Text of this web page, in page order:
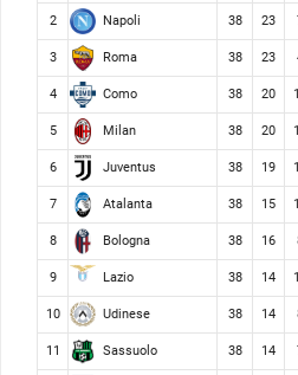
2 Napoli 38 23
3 Roma 38 23
4 Como 38 20
5 Milan 38 20
6 Juventus 38 19
7 Atalanta 38 15
8 Bologna 38 16
9 Lazio 38 14
10 Udinese 38 14
11 Sassuolo 38 14